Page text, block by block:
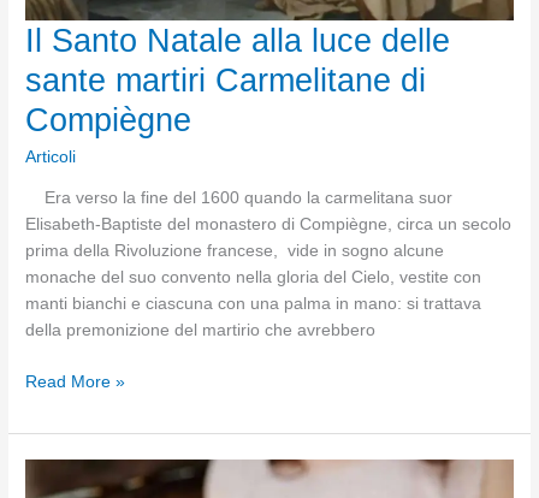
Il Santo Natale alla luce delle
sante martiri Carmelitane di
Compiègne
Articoli
Era verso la fine del 1600 quando la carmelitana suor
Elisabeth-Baptiste del monastero di Compiègne, circa un secolo
prima della Rivoluzione francese, vide in sogno alcune
monache del suo convento nella gloria del Cielo, vestite con
manti bianchi e ciascuna con una palma in mano: si trattava
della premonizione del martirio che avrebbero
Il
Natale
alla
Read More »